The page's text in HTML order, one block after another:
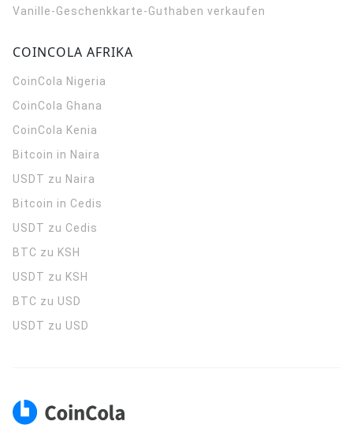
Vanille-Geschenkkarte-Guthaben verkaufen
COINCOLA AFRIKA
CoinCola Nigeria
CoinCola Ghana
CoinCola Kenia
Bitcoin in Naira
USDT zu Naira
Bitcoin in Cedis
USDT zu Cedis
BTC zu KSH
USDT zu KSH
BTC zu USD
USDT zu USD